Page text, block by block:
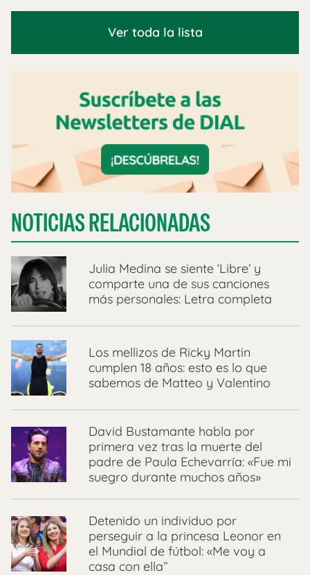
Ver toda la lista
NOTICIAS RELACIONADAS
Julia Medina se siente ‘Libre’ y
comparte una de sus canciones
más personales: Letra completa
Los mellizos de Ricky Martin
cumplen 18 años: esto es lo que
sabemos de Matteo y Valentino
David Bustamante habla por
primera vez tras la muerte del
padre de Paula Echevarría: «Fue mi
suegro durante muchos años»
Detenido un individuo por
perseguir a la princesa Leonor en
el Mundial de fútbol: «Me voy a
casa con ella”